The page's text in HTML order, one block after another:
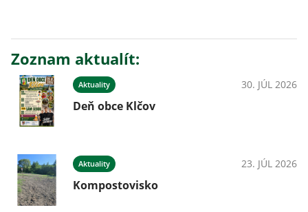
Zoznam aktualít:
Aktuality 30. JÚL 2026
Deň obce Klčov
Aktuality 23. JÚL 2026
Kompostovisko